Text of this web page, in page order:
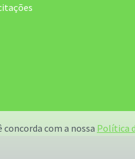
com a nossa Política